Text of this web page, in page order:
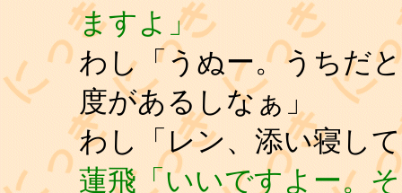
ますよ」
わし「うぬー。うちだ
度があるしなぁ」
わし「レン、添い寝し
蓮飛「いいですよー。